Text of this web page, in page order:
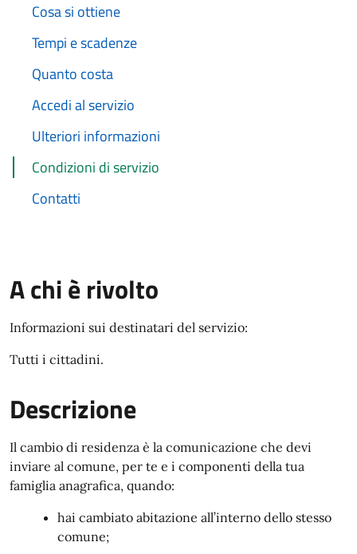
Cosa si ottiene
Tempi e scadenze
Quanto costa
Accedi al servizio
Ulteriori informazioni
Condizioni di servizio
Contatti
A chi è rivolto
Informazioni sui destinatari del servizio:
Tutti i cittadini.
Descrizione
Il cambio di residenza è la comunicazione che devi
inviare al comune, per te e i componenti della tua
famiglia anagrafica, quando:
hai cambiato abitazione all’interno dello stesso
comune;